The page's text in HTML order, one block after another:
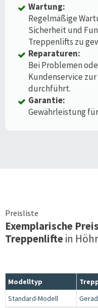
Wartung:
Regelmäßige
Sicherheit und
Treppenlifts zu
Reparaturen:
Bei Problemen
Kundenservice
durchführt.
Garantie:
Gewährleistung
Preisliste
Exemplarische
Treppenliftein
Modelltyp
Standard-Modell